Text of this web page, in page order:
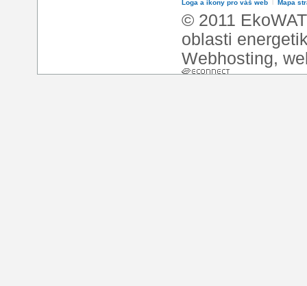
Loga a ikony pro váš web Mapa
© 2011
oblasti
Webhosting,